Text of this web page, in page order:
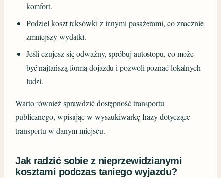
komfort.
Podziel koszt taksówki z innymi pasażerami, co znacznie
zmniejszy wydatki.
Jeśli czujesz się odważny, spróbuj autostopu, co może
być najtańszą formą dojazdu i pozwoli poznać lokalnych
ludzi.
Warto również sprawdzić dostępność transportu
publicznego, wpisując w wyszukiwarkę frazy dotyczące
transportu w danym miejscu.
Jak radzić sobie z nieprzewidzianymi
kosztami podczas taniego wyjazdu?